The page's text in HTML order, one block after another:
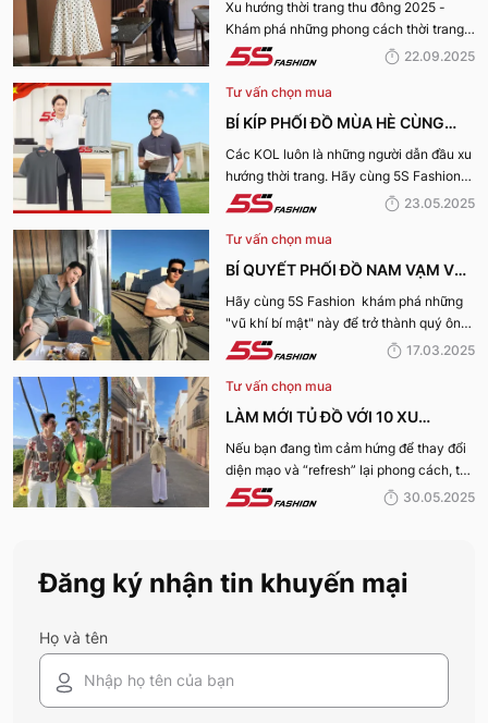
THU ĐÔNG 2025 TRENDY, GÂY
BÃO
Xu hướng thời trang thu đông 2025 -
Khám phá những phong cách thời trang
“làm mưa làm gió” từ sàn runway đến
22.09.2025
Tư vấn chọn mua
BÍ KÍP PHỐI ĐỒ MÙA HÈ CÙNG
KOL 5S FASHION: STYLE THU HÚT
CHO MỌI CHÀNG TRAI
Các KOL luôn là những người dẫn đầu xu
hướng thời trang. Hãy cùng 5S Fashion
điểm qua những bí kíp phối đồ mùa hè
23.05.2025
Tư vấn chọn mua
BÍ QUYẾT PHỐI ĐỒ NAM VẠM VỠ
ĐẸP, THU HÚT PHÁI NỮ
Hãy cùng 5S Fashion khám phá những
"vũ khí bí mật" này để trở thành quý ông
thu hút nhờ “tận dụng” triệt để những ưu
nhé:
17.03.2025
Tư vấn chọn mua
LÀM MỚI TỦ ĐỒ VỚI 10 XU
HƯỚNG THỜI TRANG HOT NHẤT
MÙA HÈ 2025
Nếu bạn đang tìm cảm hứng để thay đổi
diện mạo và “refresh” lại phong cách, thì
10 xu hướng thời trang Hè 2025 này
năm nay nhé!
30.05.2025
Đăng ký nhận tin khuyến mại
Họ và tên